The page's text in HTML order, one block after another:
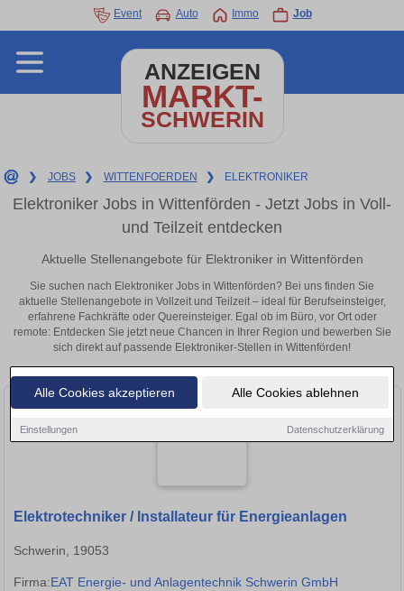
Alle Cookies akzeptieren Alle Cookies ablehnen
Einstellungen Datenschutzerklärung
Event Auto Immo Job
ANZEIGEN
MARKT-
SCHWERIN
❯ JOBS ❯ WITTENFOERDEN ❯ ELEKTRONIKER
Elektroniker Jobs in Wittenförden - Jetzt Jobs in Voll-
und Teilzeit entdecken
Aktuelle Stellenangebote für Elektroniker in Wittenförden
Sie suchen nach Elektroniker Jobs in Wittenförden? Bei uns finden Sie
aktuelle Stellenangebote in Vollzeit und Teilzeit – ideal für Berufseinsteiger,
erfahrene Fachkräfte oder Quereinsteiger. Egal ob im Büro, vor Ort oder
remote: Entdecken Sie jetzt neue Chancen in Ihrer Region und bewerben Sie
sich direkt auf passende Elektroniker-Stellen in Wittenförden!
Elektrotechniker / Installateur für Energieanlagen
Schwerin, 19053
Firma:EAT Energie- und Anlagentechnik Schwerin GmbH